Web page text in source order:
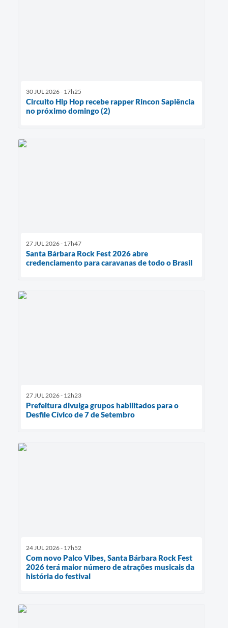
30 JUL 2026 - 17h25
Circuito Hip Hop recebe rapper Rincon Sapiência
no próximo domingo (2)
27 JUL 2026 - 17h47
Santa Bárbara Rock Fest 2026 abre
credenciamento para caravanas de todo o Brasil
27 JUL 2026 - 12h23
Prefeitura divulga grupos habilitados para o
Desfile Cívico de 7 de Setembro
24 JUL 2026 - 17h52
Com novo Palco Vibes, Santa Bárbara Rock Fest
2026 terá maior número de atrações musicais da
história do festival